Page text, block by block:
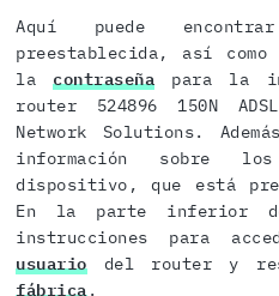
Aquí puede
preestablecida, así
lacontraseña para la
router 524896 150N
Network Solutions.
información sobre
dispositivo, que está
En la parte inferior
instrucciones para
usuariodel router y
fábrica.